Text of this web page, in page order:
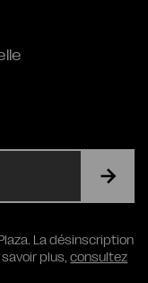
La désinscription
plus,consultez